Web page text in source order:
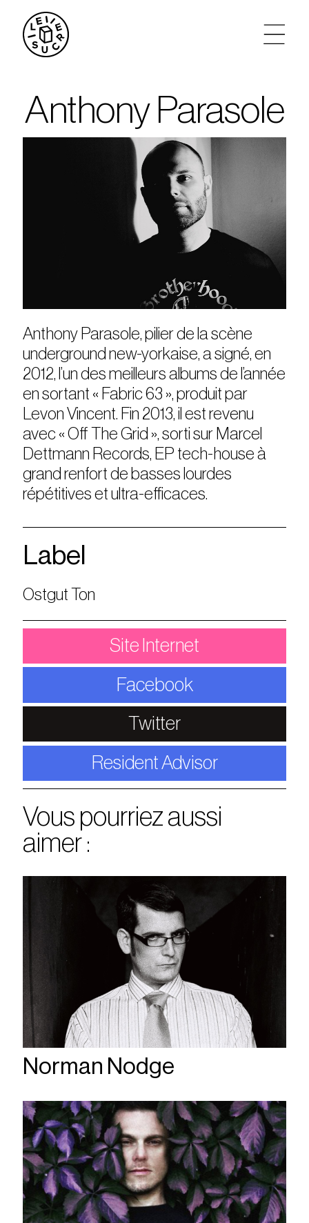
agenda
tickets
le sucre max
partenariats
privatisations
Anthony Parasole
Anthony Parasole, pilier de la scène
underground new-yorkaise, a signé, en
2012, l’un des meilleurs albums de l’année
en sortant « Fabric 63 », produit par
Levon Vincent. Fin 2013, il est revenu
avec « Off The Grid », sorti sur Marcel
Dettmann Records, EP tech-house à
grand renfort de basses lourdes
répétitives et ultra-efficaces.
Label
Ostgut Ton
Site Internet
Facebook
Twitter
Resident Advisor
Vous pourriez aussi
aimer :
Norman Nodge